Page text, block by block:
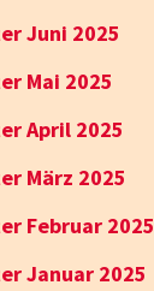
Juni 2025
Mai 2025
April 2025
März 2025
Februar 2025
Januar 2025